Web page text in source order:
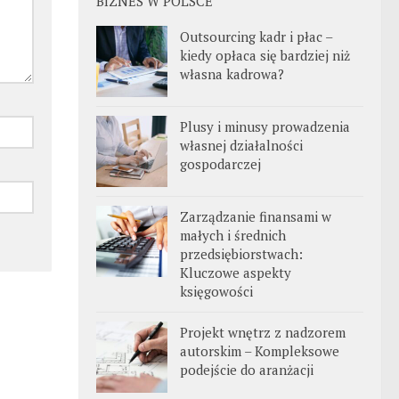
Outsourcing kadr i płac –
kiedy opłaca się bardziej niż
własna kadrowa?
Plusy i minusy prowadzenia
własnej działalności
gospodarczej
Zarządzanie finansami w
małych i średnich
przedsiębiorstwach:
Kluczowe aspekty
księgowości
Projekt wnętrz z nadzorem
autorskim – Kompleksowe
podejście do aranżacji